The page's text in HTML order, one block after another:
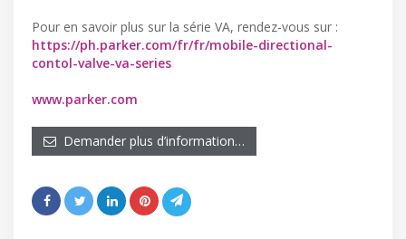
Pour en savoir plus sur la série VA, rendez-vous sur :
https://ph.parker.com/fr/fr/mobile-directional-
contol-valve-va-series
www.parker.com
Demander plus d’information…